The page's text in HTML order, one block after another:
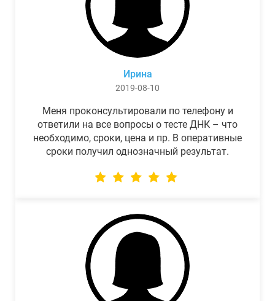
Ирина
2019-08-10
Меня проконсультировали по телефону и
ответили на все вопросы о тесте ДНК – что
необходимо, сроки, цена и пр. В оперативные
сроки получил однозначный результат.